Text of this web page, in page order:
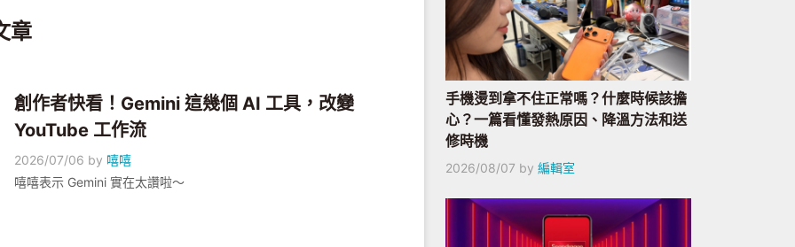
章
創作者快看！Gemini 這幾個 AI 工具，改變
YouTube 工作流
2026/07/06 by 嘻嘻
嘻嘻表示 Gemini 實在太讚啦～
手機燙到拿不住正常嗎？什麼時候該擔
心？一篇看懂發熱原因、降溫方法和送
修時機
2026/08/07 by 編輯室